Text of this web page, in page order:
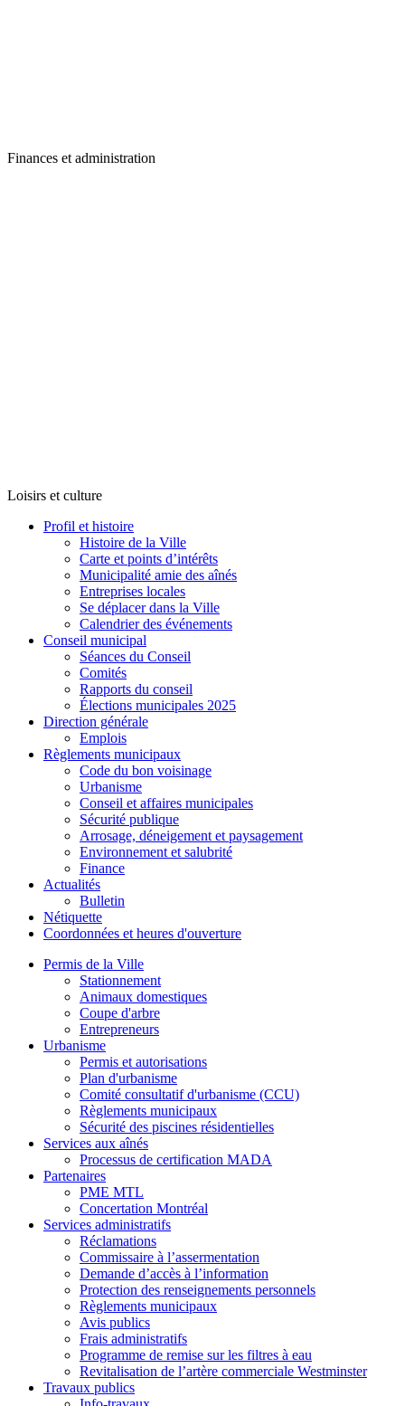
Finances et administration
Loisirs et culture
Profil et histoire
Histoire de la Ville
Carte et points d’intérêts
Municipalité amie des aînés
Entreprises locales
Se déplacer dans la Ville
Calendrier des événements
Conseil municipal
Séances du Conseil
Comités
Rapports du conseil
Élections municipales 2025
Direction générale
Emplois
Règlements municipaux
Code du bon voisinage
Urbanisme
Conseil et affaires municipales
Sécurité publique
Arrosage, déneigement et paysagement
Environnement et salubrité
Finance
Actualités
Bulletin
Nétiquette
Coordonnées et heures d'ouverture
Permis de la Ville
Stationnement
Animaux domestiques
Coupe d'arbre
Entrepreneurs
Urbanisme
Permis et autorisations
Plan d'urbanisme
Comité consultatif d'urbanisme (CCU)
Règlements municipaux
Sécurité des piscines résidentielles
Services aux aînés
Processus de certification MADA
Partenaires
PME MTL
Concertation Montréal
Services administratifs
Réclamations
Commissaire à l’assermentation
Demande d’accès à l’information
Protection des renseignements personnels
Règlements municipaux
Avis publics
Frais administratifs
Programme de remise sur les filtres à eau
Revitalisation de l’artère commerciale Westminster
Travaux publics